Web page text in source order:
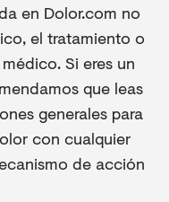
en Dolor.com no
el tratamiento o
Si eres un
que leas
generales para
con cualquier
de acción